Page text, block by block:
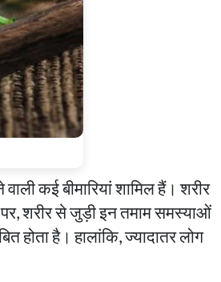
कई बीमारियां शामिल हैं। शरीर
शरीर से जुड़ी इन तमाम समस्याओं
होता है। हालांकि, ज्यादातर लोग